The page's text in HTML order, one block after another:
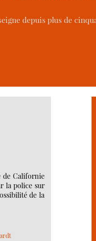
depuis plus de
de Californie
la police sur
de la